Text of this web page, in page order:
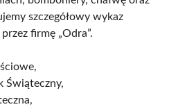
szczegółowy wykaz
firmę „Odra”.
Świąteczny,